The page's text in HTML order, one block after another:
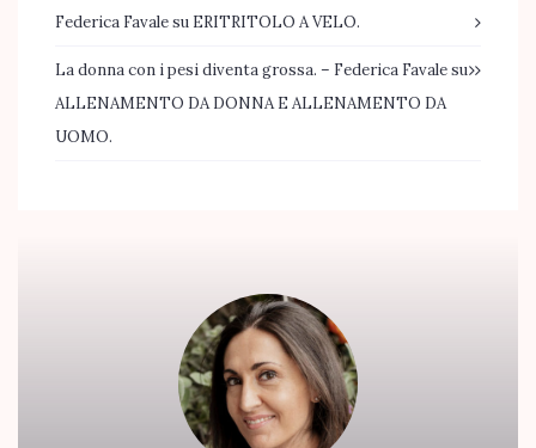
Federica Favalesu ERITRITOLO A VELO.
La donna con i pesi diventa grossa. – Federica Favalesu
ALLENAMENTO DA DONNA E ALLENAMENTO DA
UOMO.